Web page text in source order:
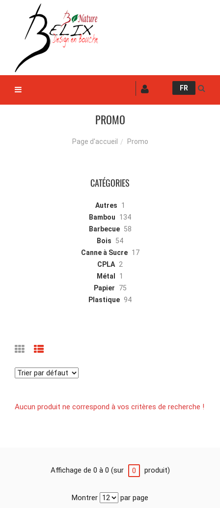
FR
PROMO
Page d'accueil Promo
CATÉGORIES
Autres
1
Bambou
134
Barbecue 58
Bois
54
Canne à Sucre 17
CPLA 2
Métal
1
Papier
75
Plastique 94
Aucun produit ne correspond à vos critères de recherche !
Affichage de 0 à 0 (sur 0 produit)
Montrer par page